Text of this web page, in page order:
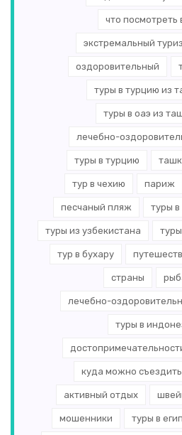
что посмотреть
экстремальный
оздоровительный
туры в турцию из
туры в оаэ из
лечебно-
туры в турцию
тур в чехию париж
песчаный пляж туры в
туры из узбекистана
тур в бухару
страны
лечебно-
туры в
куда можно
активный отдых
мошенники туры в